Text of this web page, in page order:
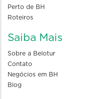
Perto de BH
Roteiros
Saiba Mais
Sobre a Belotur
Contato
Negócios em BH
Blog